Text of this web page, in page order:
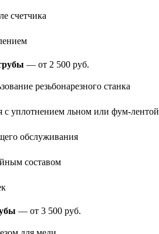
счетчика
— от 2 500 руб.
резьбонарезного станка
уплотнением льном или фум-лентой
обслуживания
составом
— от 3 500 руб.